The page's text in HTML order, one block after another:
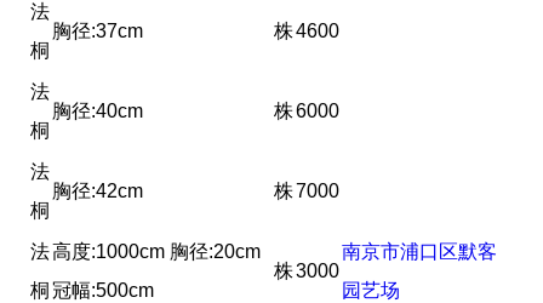
法
桐
胸径:37cm 株4600
法
桐
胸径:40cm 株6000
法
桐
胸径:42cm 株7000
法
桐
高度:1000cm 胸径:20cm
冠幅:500cm
株3000
南京市浦口区默客
园艺场